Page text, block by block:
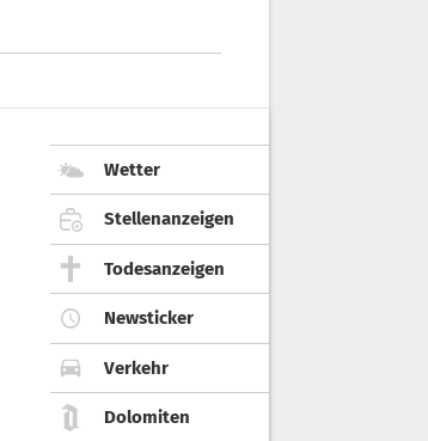
Wetter
Stellenanzeigen
Todesanzeigen
Newsticker
Verkehr
Dolomiten